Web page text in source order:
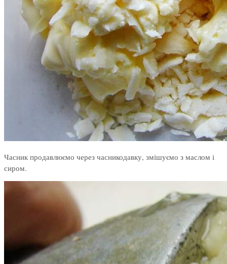
Часник продавлюємо через часникодавку, змішуємо з маслом і
сиром.